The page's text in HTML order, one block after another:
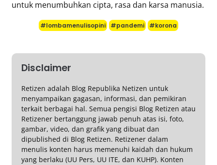
untuk menumbuhkan cipta, rasa dan karsa manusia.
#lombamenulisopini #pandemi #korona
Disclaimer
Retizen adalah Blog Republika Netizen untuk
menyampaikan gagasan, informasi, dan pemikiran
terkait berbagai hal. Semua pengisi Blog Retizen atau
Retizener bertanggung jawab penuh atas isi, foto,
gambar, video, dan grafik yang dibuat dan
dipublished di Blog Retizen. Retizener dalam
menulis konten harus memenuhi kaidah dan hukum
yang berlaku (UU Pers, UU ITE, dan KUHP). Konten